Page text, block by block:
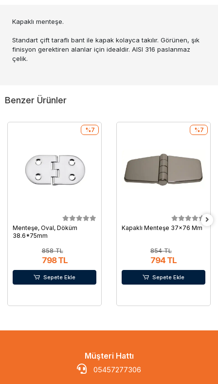
Kapaklı menteşe.
Standart çift taraflı bant ile kapak kolayca takılır. Görünen, şık
finisyon gerektiren alanlar için idealdir. AISI 316 paslanmaz
çelik.
Benzer Ürünler
Menteşe, Oval, Döküm
38.6*75mm
858 TL
798 TL
%7
Sepete Ekle
Kapaklı Menteşe 37x76 Mm
854 TL
794 TL
%7
Sepete Ekle
Müşteri Hattı
05457277306